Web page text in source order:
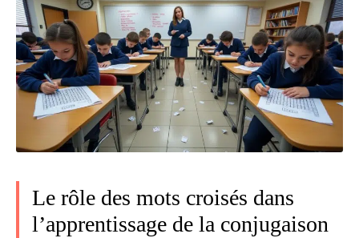
Le rôle des mots croisés dans
l’apprentissage de la conjugaison